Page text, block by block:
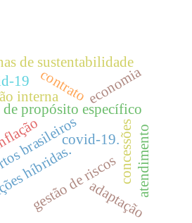
covid-19.concessões
de propósito específico
brasileiros
híbridas.
gestão de riscosadaptação
interna
atendimento
economia
de sustentabilidade
contrato
19